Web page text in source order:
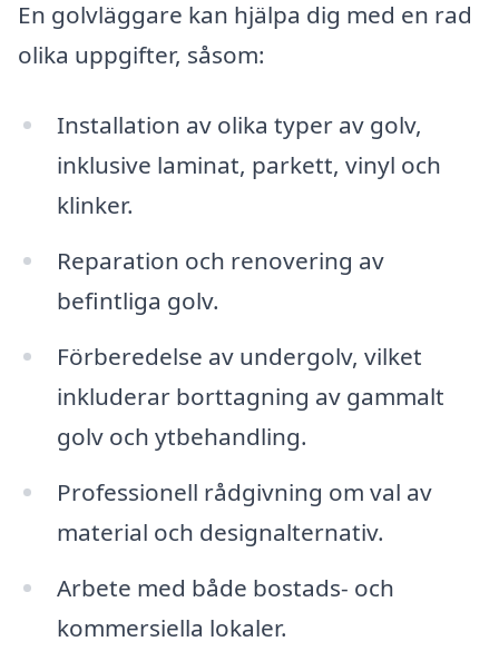
En golvläggare kan hjälpa dig med en rad
olika uppgifter, såsom:
Installation av olika typer av golv,
inklusive laminat, parkett, vinyl och
klinker.
Reparation och renovering av
befintliga golv.
Förberedelse av undergolv, vilket
inkluderar borttagning av gammalt
golv och ytbehandling.
Professionell rådgivning om val av
material och designalternativ.
Arbete med både bostads- och
kommersiella lokaler.